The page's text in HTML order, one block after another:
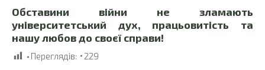
Обставини війни не зламають
університетський дух, працьовитість та
нашу любов до своєї справи!
Переглядів: 229